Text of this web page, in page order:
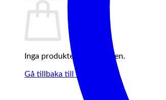
Inga produkter i varukorgen.
Gå tillbaka till butiken